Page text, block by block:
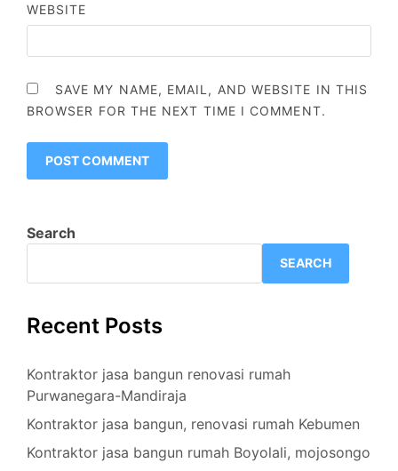
WEBSITE
SAVE MY NAME, EMAIL, AND WEBSITE IN THIS
BROWSER FOR THE NEXT TIME I COMMENT.
Search
SEARCH
Recent Posts
Kontraktor jasa bangun renovasi rumah
Purwanegara-Mandiraja
Kontraktor jasa bangun, renovasi rumah Kebumen
Kontraktor jasa bangun rumah Boyolali, mojosongo